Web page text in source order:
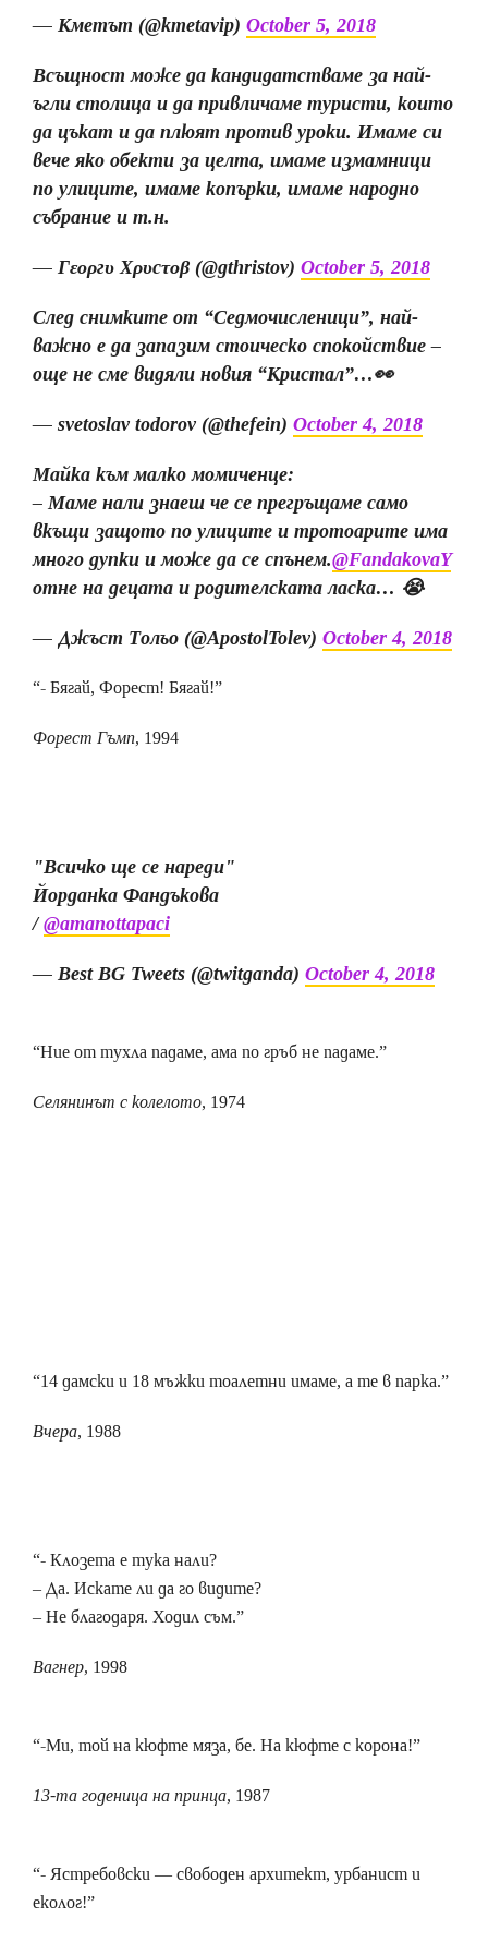
— Кметът (@kmetavip) October 5, 2018
Всъщност може да кандидатстваме за най-
ъгли столица и да привличаме туристи, които
да цъкат и да плюят против уроки. Имаме си
вече яко обекти за целта, имаме измамници
по улиците, имаме копърки, имаме народно
събрание и т.н.
— Γεορгυ Χρυсτοβ (@gthristov) October 5, 2018
След снимките от “Седмочисленици”, най-
важно е да запазим стоическо спокойствие –
още не сме видяли новия “Кристал”…👀
— svetoslav todorov (@thefein) October 4, 2018
Майка към малко момиченце:
– Маме нали знаеш че се прегръщаме само
вкъщи защото по улиците и тротоарите има
много дупки и може да се спънем.@FandakovaY
отне на децата и родителската ласка… 😭
— Джъст Тольо (@ApostolTolev) October 4, 2018
“- Бягай, Форест! Бягай!”
Форест Гъмп, 1994
"Всичко ще се нареди"
Йорданка Фандъкова
/@amanottapaci
— Best BG Tweets (@twitganda) October 4, 2018
“Ние от тухла падаме, ама по гръб не падаме.”
Селянинът с колелото, 1974
“14 дамски и 18 мъжки тоалетни имаме, а те в парка.”
Вчера, 1988
“- Клозета е тука нали?
– Да. Искате ли да го видите?
– Не благодаря. Ходил съм.”
Вагнер, 1998
“-Ми, той на кюфте мяза, бе. На кюфте с корона!”
13-та годеница на принца, 1987
“- Ястребовски — свободен архитект, урбанист и
еколог!”